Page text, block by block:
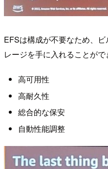
EFSは構成が不要なため、
レージを手に入れることがで
高可用性
高耐久性
総合的な保安
自動性能調整